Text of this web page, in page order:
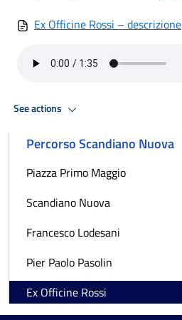
Ex Officine Rossi – descrizione
See actions
Percorso Scandiano Nuova
Piazza Primo Maggio
Scandiano Nuova
Francesco Lodesani
Pier Paolo Pasolin
Ex Officine Rossi